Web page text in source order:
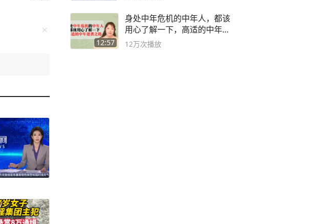
12:57
身处中年危机的中年人，都该
用心了解一下，高适的中年逆
袭之路
12万次播放